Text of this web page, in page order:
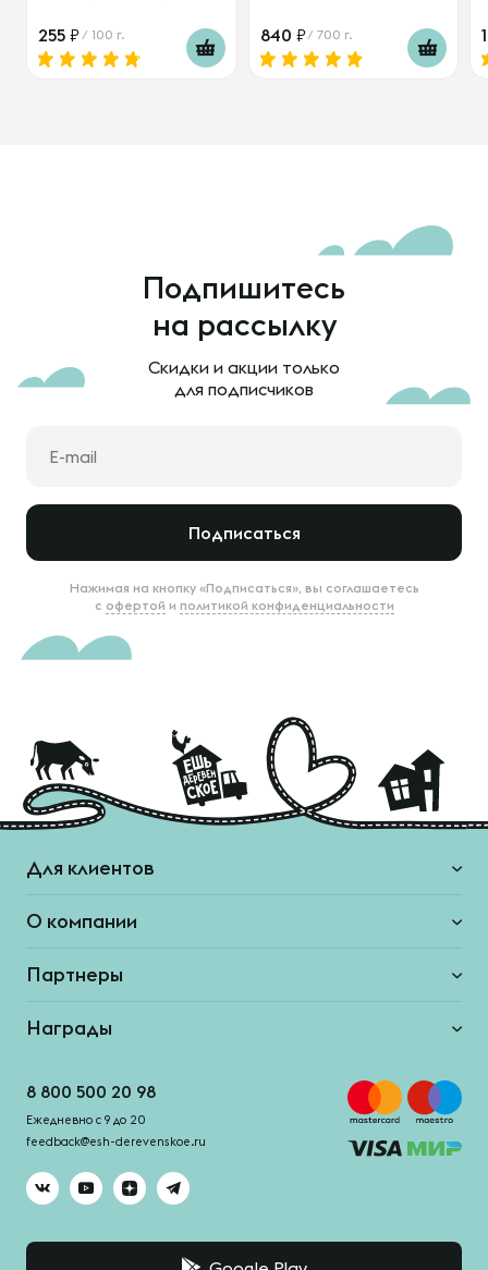
255 / 100 г. 840 / 700 г.
Подпишитесь
на рассылку
Скидки и акции только
для подписчиков
Подписаться
Нажимая на кнопку «Подписаться», вы соглашаетесь
с офертой и политикой конфиденциальности
Для клиентов
О компании
Партнеры
Награды
8 800 500 20 98
Ежедневно с 9 до 20
feedback@esh-derevenskoe.ru